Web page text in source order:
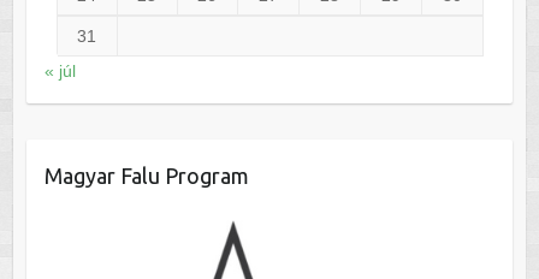
31
« júl
Magyar Falu Program